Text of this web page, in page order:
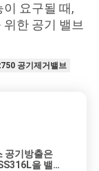
요구될 때,
한 공기 밸브
공기제거밸브
공기방출은
을 밸브